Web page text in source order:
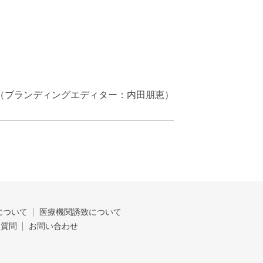
（ブランディングエディター：内田朋恵）
ついて
医療機関誘致について
問 お問い合わせ